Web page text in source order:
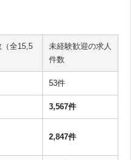
全15,5
未経験歓迎の求人
件数
53件
3,567件
2,847件